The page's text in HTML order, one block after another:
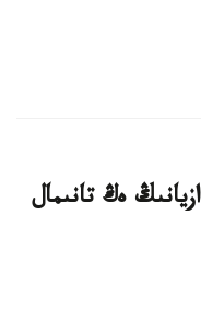
ەڭ تانىمال